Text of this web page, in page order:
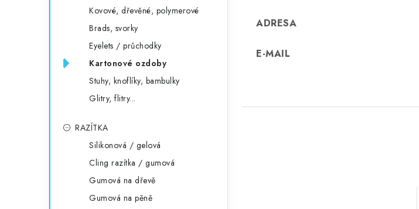
Kovové, dřevěné, polymerové
Brads, svorky
Eyelets / průchodky
Kartonové ozdoby
Stuhy, knoflíky, bambulky
Glitry, flitry...
RAZÍTKA
Silikonová / gelová
Cling razítka / gumová
Gumová na dřevě
Gumová na pěně
ADRESA
E-MAIL